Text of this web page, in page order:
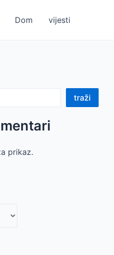
Dom vijesti
traži
prikaz.